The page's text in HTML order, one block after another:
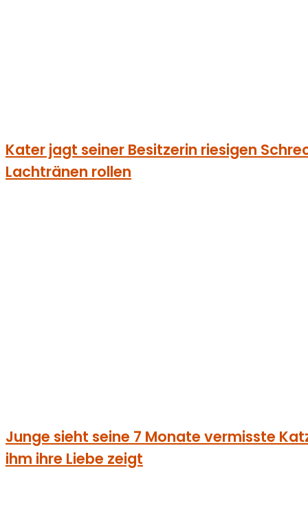
Kater jagt seiner Besitzerin riesigen
Lachtränen rollen
Junge sieht seine 7 Monate vermisste
ihm ihre Liebe zeigt